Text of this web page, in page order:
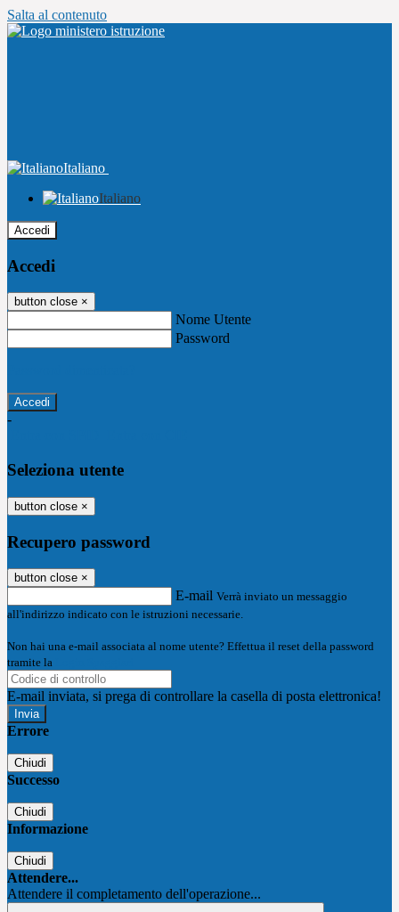
Salta al contenuto
Italiano
Italiano
Accedi
Accedi
button close ×
Nome Utente
Password
-
Seleziona utente
button close ×
Recupero password
button close ×
E-mail Verrà inviato un messaggio
all'indirizzo indicato con le istruzioni necessarie.
Non hai una e-mail associata al nome utente? Effettua il reset della password
tramite la
E-mail inviata, si prega di controllare la casella di posta elettronica!
Errore
Chiudi
Successo
Chiudi
Informazione
Chiudi
Attendere...
Attendere il completamento dell'operazione...